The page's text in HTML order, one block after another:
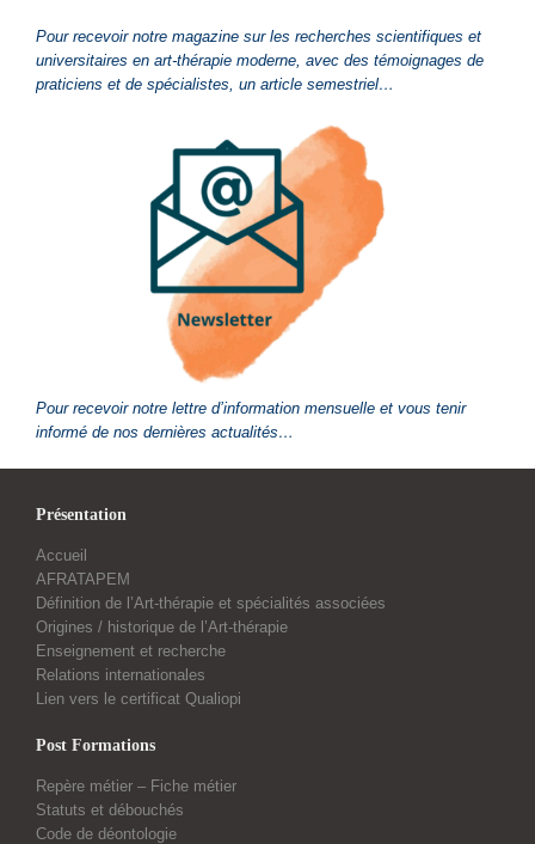
Pour recevoir notre magazine sur les recherches scientifiques et
universitaires en art-thérapie moderne, avec des témoignages de
praticiens et de spécialistes, un article semestriel…
Pour recevoir notre lettre d’information mensuelle et vous tenir
informé de nos dernières actualités…
Présentation
Accueil
AFRATAPEM
Définition de l’Art-thérapie et spécialités associées
Origines / historique de l’Art-thérapie
Enseignement et recherche
Relations internationales
Lien vers le certificat Qualiopi
Post Formations
Repère métier – Fiche métier
Statuts et débouchés
Code de déontologie